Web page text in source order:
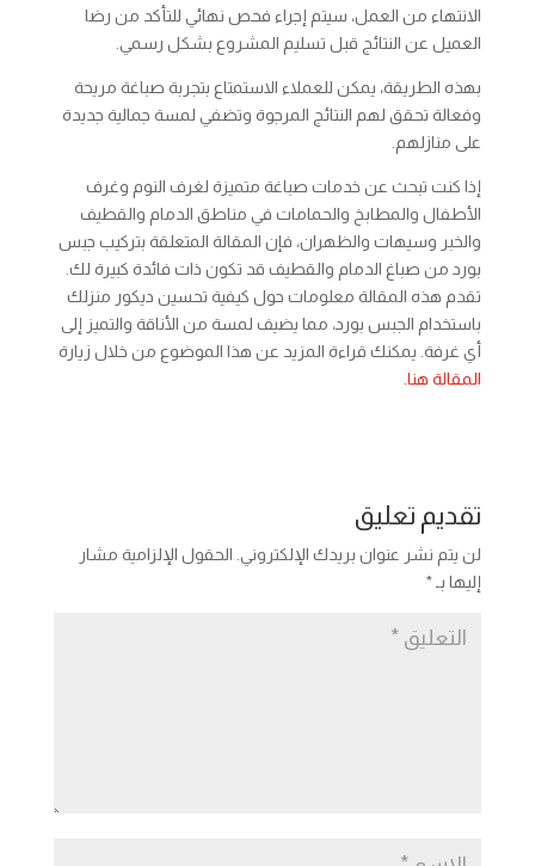
الانتهاء من العمل، سيتم إجراء فحص نهائي للتأكد من رضا
العميل عن النتائج قبل تسليم المشروع بشكل رسمي.
بهذه الطريقة، يمكن للعملاء الاستمتاع بتجربة صباغة مريحة
وفعالة تحقق لهم النتائج المرجوة وتضفي لمسة جمالية جديدة
على منازلهم.
إذا كنت تبحث عن خدمات صباغة متميزة لغرف النوم وغرف
الأطفال والمطابخ والحمامات في مناطق الدمام والقطيف
والخبر وسيهات والظهران، فإن المقالة المتعلقة بتركيب جبس
بورد من صباغ الدمام والقطيف قد تكون ذات فائدة كبيرة لك.
تقدم هذه المقالة معلومات حول كيفية تحسين ديكور منزلك
باستخدام الجبس بورد، مما يضيف لمسة من الأناقة والتميز إلى
أي غرفة. يمكنك قراءة المزيد عن هذا الموضوع من خلال زيارة
المقالة هنا.
تقديم تعليق
لن يتم نشر عنوان بريدك الإلكتروني. الحقول الإلزامية مشار
إليها بـ *